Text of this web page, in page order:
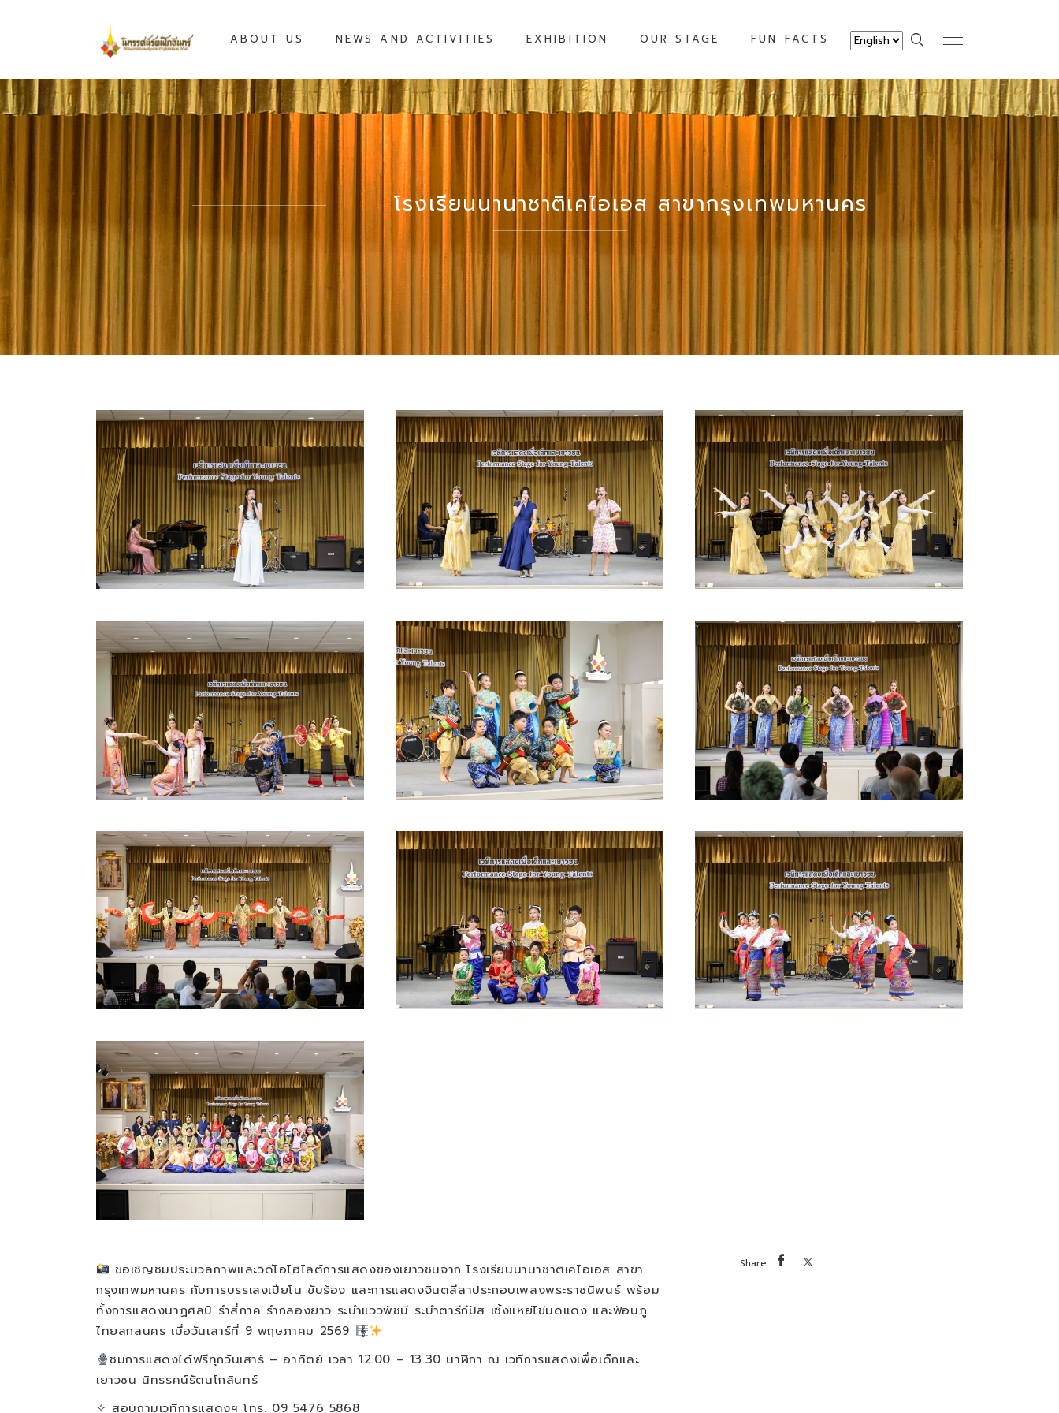
ABOUT US NEWS AND ACTIVITIES EXHIBITION OUR STAGE FUN FACTS
โรงเรียนนานาชาติเคไอเอส สาขากรุงเทพมหานคร
ขอเชิญชมประมวลภาพและวิดีโอไฮไลต์การแสดงของเยาวชนจาก โรงเรียนนานาชาติเคไอเอส สาขา
กรุงเทพมหานคร กับการบรรเลงเปียโน ขับร้อง และการแสดงจินตลีลาประกอบเพลงพระราชนิพนธ์ พร้อม
ทั้งการแสดงนาฏศิลป์ รำสี่ภาค รำกลองยาว ระบำแววพัชนี ระบำตารีกีปัส เซิ้งแหย่ไข่มดแดง และฟ้อนภู
ไทยสกลนคร เมื่อวันเสาร์ที่ 9 พฤษภาคม 2569
ชมการแสดงได้ฟรีทุกวันเสาร์ – อาทิตย์ เวลา 12.00 – 13.30 นาฬิกา ณ เวทีการแสดงเพื่อเด็กและ
เยาวชน นิทรรศน์รัตนโกสินทร์
✧ สอบถามเวทีการแสดงฯ โทร. 09 5476 5868